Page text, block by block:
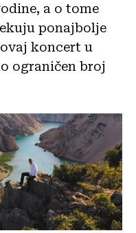
a o tome
ponajbolje
koncert u
ograničen broj